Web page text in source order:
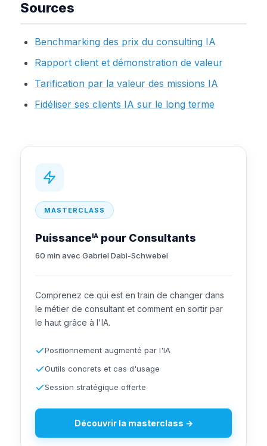
Sources
Benchmarking des prix du consulting IA
Rapport client et démonstration de valeur
Tarification par la valeur des missions IA
Fidéliser ses clients IA sur le long terme
MASTERCLASS
Puissance IA pour Consultants
60 min avec Gabriel Dabi-Schwebel
Comprenez ce qui est en train de changer dans
le métier de consultant et comment en sortir par
le haut grâce à l'IA.
Positionnement augmenté par l'IA
Outils concrets et cas d'usage
Session stratégique offerte
Découvrir la masterclass →